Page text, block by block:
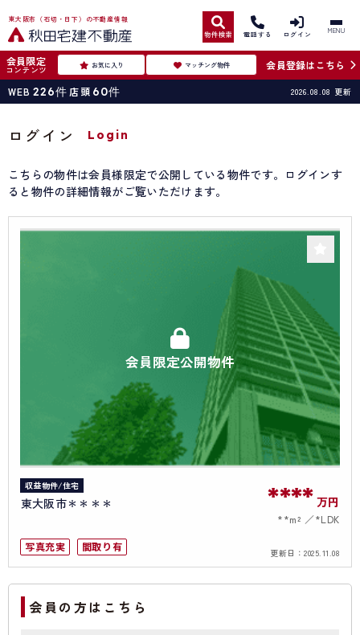
東大阪市（石切・日下）の不動産情報
物件検索
電話する ログイン MENU
会員限定
コンテンツ お気に入り マッチング物件
会員登録はこちら
WEB 226件 店頭 60件 2026.08.08 更新
ログイン Login
こちらの物件は会員様限定で公開している物件です。ログインす
ると物件の詳細情報がご覧いただけます。
会員限定公開物件
収益物件/住宅
東大阪市＊＊＊＊ **** 万円
**m²
*LDK
写真充実
間取り有 更新日： 2025.11.08
会員の方はこちら